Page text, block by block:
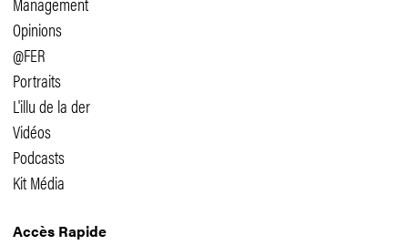
Opinions
@FER
Portraits
L'illu de la der
Vidéos
Podcasts
Kit Média
Accès Rapide